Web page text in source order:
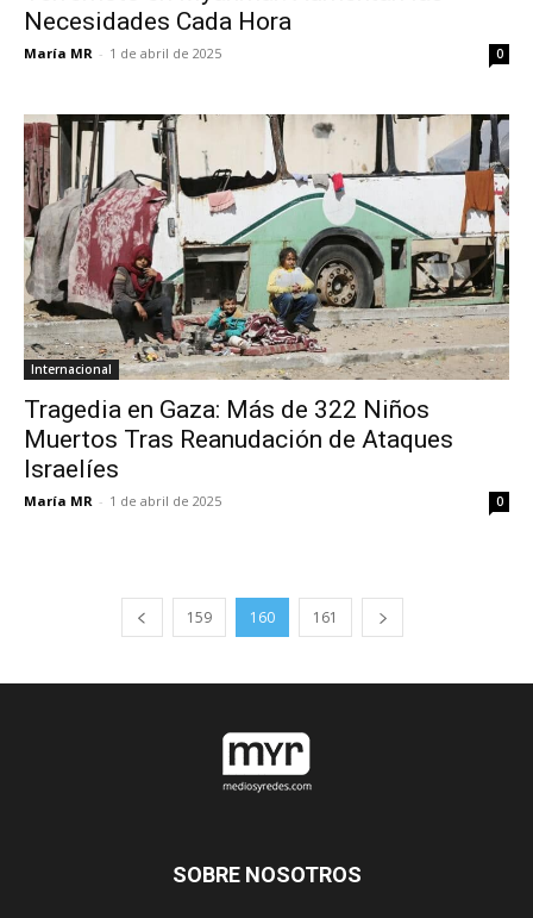
Necesidades Cada Hora
María MR - 1 de abril de 2025 0
Internacional
Tragedia en Gaza: Más de 322 Niños
Muertos Tras Reanudación de Ataques
Israelíes
María MR - 1 de abril de 2025 0
159 160 161
SOBRE NOSOTROS